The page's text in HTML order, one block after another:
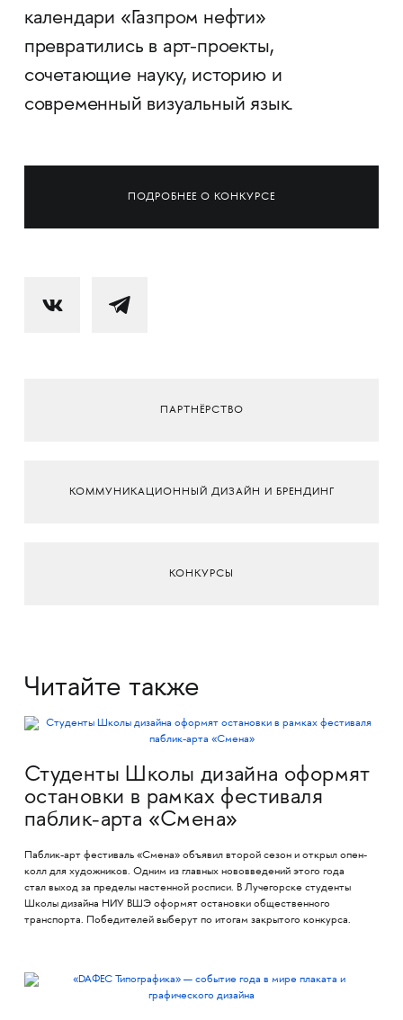
календари «Газпром нефти»
превратились в арт-проекты,
сочетающие науку, историю и
современный визуальный язык.
ПОДРОБНЕЕ О КОНКУРСЕ
ПАРТНЁРСТВО
КОММУНИКАЦИОННЫЙ ДИЗАЙН И БРЕНДИНГ
КОНКУРСЫ
Читайте также
Студенты Школы дизайна оформят
остановки в рамках фестиваля
паблик-арта «Смена»
Паблик-арт фестиваль «Смена» объявил второй сезон и открыл опен-
колл для художников. Одним из главных нововведений этого года
стал выход за пределы настенной росписи. В Лучегорске студенты
Школы дизайна НИУ ВШЭ оформят остановки общественного
транспорта. Победителей выберут по итогам закрытого конкурса.